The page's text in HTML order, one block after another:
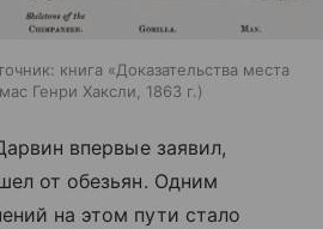
книга «Доказательства места
Генри Хаксли, 1863 г.
впервые заявил,
от обезьян. Одним
на этом пути стало